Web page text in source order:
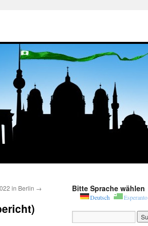
in Berlin → Bitte Sprache wählen
Deutsch Esperanto